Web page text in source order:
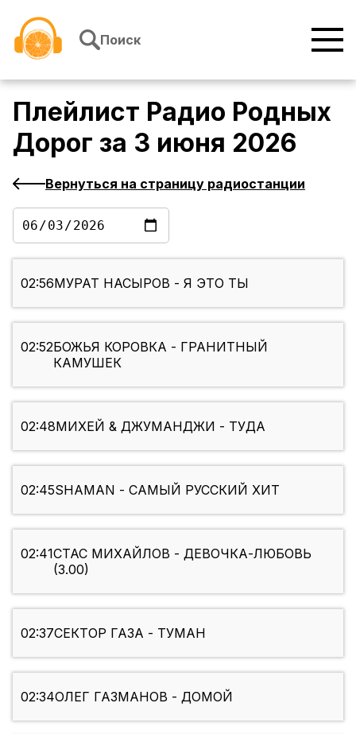
Поиск
Плейлист Радио Родных
Дорог за 3 июня 2026
Вернуться на страницу радиостанции
02:56МУРАТ НАСЫРОВ - Я ЭТО ТЫ
02:52БОЖЬЯ КОРОВКА - ГРАНИТНЫЙ
КАМУШЕК
02:48МИХЕЙ & ДЖУМАНДЖИ - ТУДА
02:45SHAMAN - САМЫЙ РУССКИЙ ХИТ
02:41СТАС МИХАЙЛОВ - ДЕВОЧКА-ЛЮБОВЬ
(3.00)
02:37СЕКТОР ГАЗА - ТУМАН
02:34ОЛЕГ ГАЗМАНОВ - ДОМОЙ